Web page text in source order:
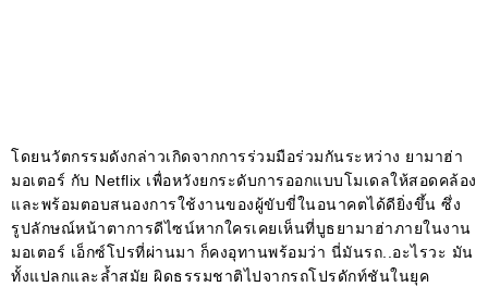
โดยนวัตกรรมดังกล่าวเกิดจากการร่วมมือร่วมกันระหว่าง ยามาฮ่า
มอเตอร์ กับ Netflix เพื่อหวังยกระดับการออกแบบโมเดลให้สอดคล้อง
และพร้อมตอบสนองการใช้งานของผู้ขับขี่ในอนาคตได้ดียิ่งขึ้น ซึ่ง
รูปลักษณ์หน้าตาการดีไซน์หากใครเคยเห็นที่บูธยามาฮ่าภายในงาน
มอเตอร์ เอ็กซ์โปรที่ผ่านมา ก็คงอุทานพร้อมว่า นี่มันรถ..อะไรวะ มัน
ทั้งแปลกและล้ำสมัย ผิดธรรมชาติไปจากรถโปรดักท์ชันในยุค